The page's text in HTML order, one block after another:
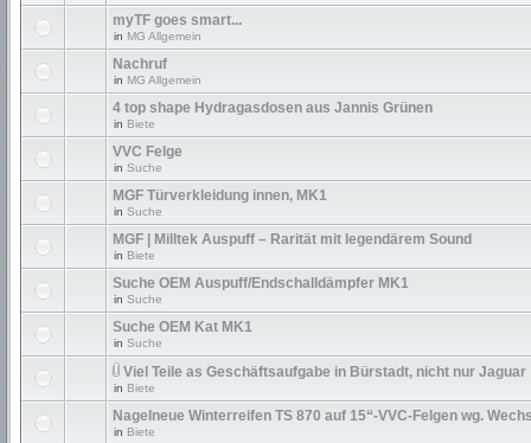
myTF goes smart...
in MG Allgemein
Nachruf
in MG Allgemein
4 top shape Hydragasdosen aus Jannis Grünen
in Biete
VVC Felge
in Suche
MGF Türverkleidung innen, MK1
in Suche
MGF | Milltek Auspuff – Rarität mit legendärem Sound
in Biete
Suche OEM Auspuff/Endschalldämpfer MK1
in Suche
Suche OEM Kat MK1
in Suche
Viel Teile as Geschäftsaufgabe in Bürstadt, nicht nur Jaguar
in Biete
Nagelneue Winterreifen TS 870 auf 15“-VVC-Felgen wg.
in Biete